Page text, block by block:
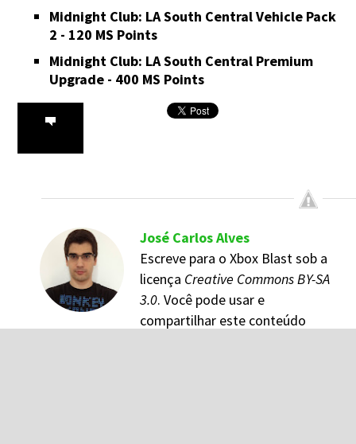
Midnight Club: LA South Central Vehicle Pack
2 - 120 MS Points
Midnight Club: LA South Central Premium
Upgrade - 400 MS Points
José Carlos Alves
Escreve para o Xbox Blast sob a
licença Creative Commons BY-SA
3.0. Você pode usar e
compartilhar este conteúdo